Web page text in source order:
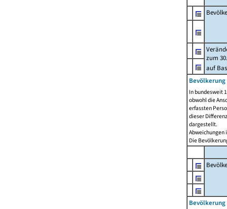
zum
auf
Bevölkerung
In bundesweit
obwohl die
erfassten
dieser
dargestellt.
Abweichungen
Die